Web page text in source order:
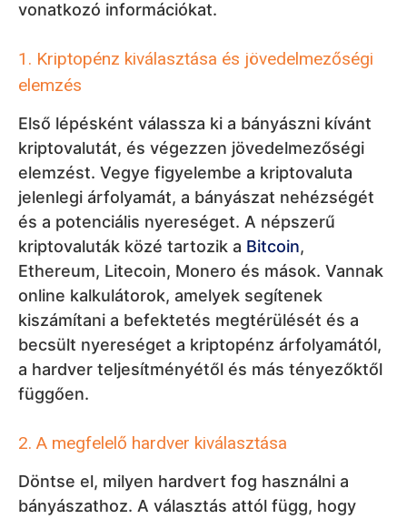
vonatkozó információkat.
1. Kriptopénz kiválasztása és jövedelmezőségi
elemzés
Első lépésként válassza ki a bányászni kívánt
kriptovalutát, és végezzen jövedelmezőségi
elemzést. Vegye figyelembe a kriptovaluta
jelenlegi árfolyamát, a bányászat nehézségét
és a potenciális nyereséget. A népszerű
kriptovaluták közé tartozik a Bitcoin,
Ethereum, Litecoin, Monero és mások. Vannak
online kalkulátorok, amelyek segítenek
kiszámítani a befektetés megtérülését és a
becsült nyereséget a kriptopénz árfolyamától,
a hardver teljesítményétől és más tényezőktől
függően.
2. A megfelelő hardver kiválasztása
Döntse el, milyen hardvert fog használni a
bányászathoz. A választás attól függ, hogy